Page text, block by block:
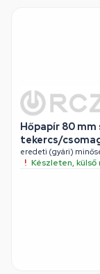
Hőpapír 80 mm
tekercs/
eredeti (gyári)
Készleten, külső